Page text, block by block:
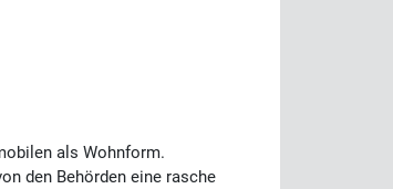
als Wohnform.
den Behörden eine rasche